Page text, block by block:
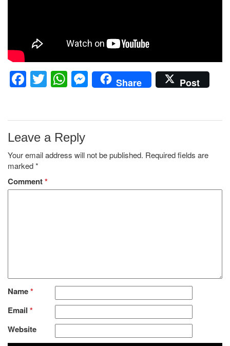
Facebook
Twitter
WhatsApp
Messenger
Share Post
Leave a Reply
Your email address will not be published. Required fields are
marked*
Comment*
Name*
Email *
Website